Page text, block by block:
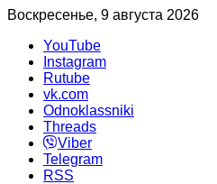
Воскресенье, 9 августа 2026
YouTube
Instagram
Rutube
vk.com
Odnoklassniki
Threads
Viber
Telegram
RSS